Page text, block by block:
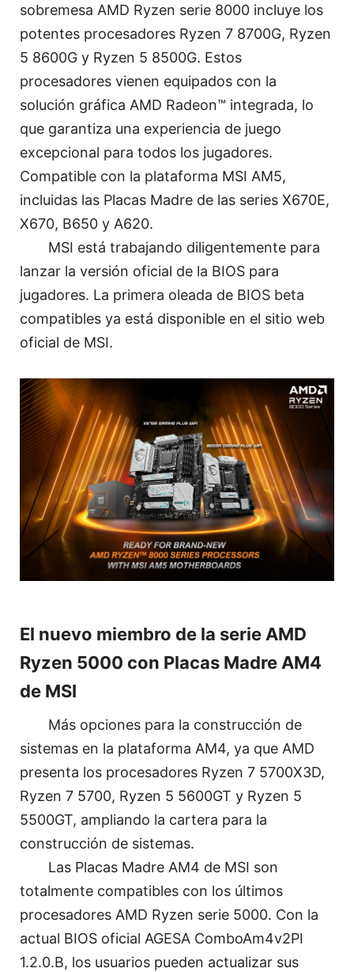
sobremesa AMD Ryzen serie 8000 incluye los
potentes procesadores Ryzen 7 8700G, Ryzen
5 8600G y Ryzen 5 8500G. Estos
procesadores vienen equipados con la
solución gráfica AMD Radeon™ integrada, lo
que garantiza una experiencia de juego
excepcional para todos los jugadores.
Compatible con la plataforma MSI AM5,
incluidas las Placas Madre de las series X670E,
X670, B650 y A620.
MSI está trabajando diligentemente para
lanzar la versión oficial de la BIOS para
jugadores. La primera oleada de BIOS beta
compatibles ya está disponible en el sitio web
oficial de MSI.
El nuevo miembro de la serie AMD
Ryzen 5000 con Placas Madre AM4
de MSI
Más opciones para la construcción de
sistemas en la plataforma AM4, ya que AMD
presenta los procesadores Ryzen 7 5700X3D,
Ryzen 7 5700, Ryzen 5 5600GT y Ryzen 5
5500GT, ampliando la cartera para la
construcción de sistemas.
Las Placas Madre AM4 de MSI son
totalmente compatibles con los últimos
procesadores AMD Ryzen serie 5000. Con la
actual BIOS oficial AGESA ComboAm4v2PI
1.2.0.B, los usuarios pueden actualizar sus